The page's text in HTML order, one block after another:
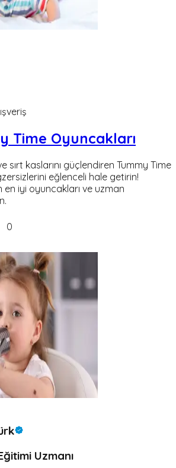
Time Oyuncakları
sırt kaslarını güçlendiren Tummy Time
eğlenceli hale getirin!
en iyi oyuncakları ve uzman
0
Uzmanı